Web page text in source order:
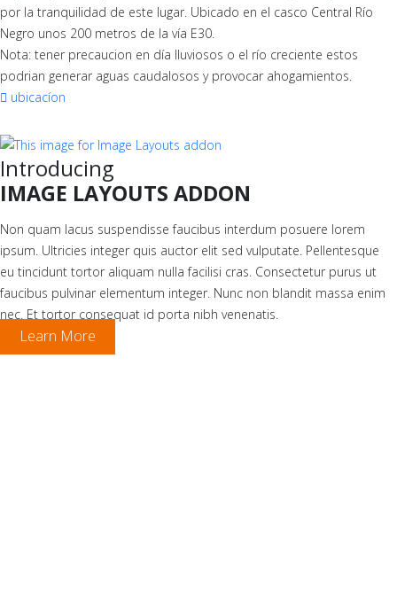
por la tranquilidad de este lugar. Ubicado en el casco Central Río
Negro unos 200 metros de la vía E30.
Nota: tener precaucion en día lluviosos o el río creciente estos
podrian generar aguas caudalosos y provocar ahogamientos.
ubicacíon
Introducing
IMAGE LAYOUTS ADDON
Non quam lacus suspendisse faucibus interdum posuere lorem
ipsum. Ultricies integer quis auctor elit sed vulputate. Pellentesque
eu tincidunt tortor aliquam nulla facilisi cras. Consectetur purus ut
faucibus pulvinar elementum integer. Nunc non blandit massa enim
nec. Et tortor consequat id porta nibh venenatis.
Learn More